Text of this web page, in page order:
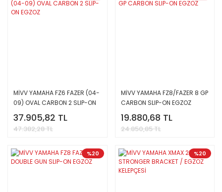
MİVV YAMAHA FZ6 FAZER (04-
09) OVAL CARBON 2 SLIP-ON
EGZOZ
37.905,82 TL
47.382,28 TL
MİVV YAMAHA FZ8/FAZER 8 GP
CARBON SLIP-ON EGZOZ
19.880,68 TL
24.850,85 TL
%20 %20